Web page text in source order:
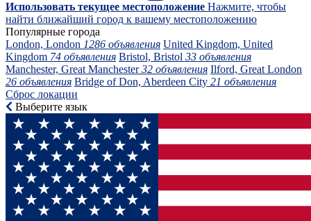
Использовать текущее местоположение Нажмите, чтобы
найти ближайший город к вашему местоположению
Популярные города
London, London 1286 объявления United Kingdom, United
Kingdom 74 объявления Bristol, Bristol 33 объявления
Manchester, Great Manchester32 объявления Ilford, Great London
26 объявления Bridge of Don, Aberdeen City 21 объявления
Сброс локации
Выберите язык